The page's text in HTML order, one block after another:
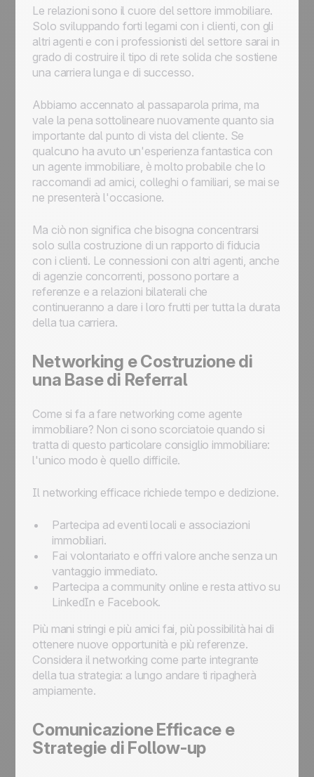
Le relazioni sono il cuore del settore immobiliare.
Solo sviluppando forti legami con i clienti, con gli
altri agenti e con i professionisti del settore sarai in
grado di costruire il tipo di rete solida che sostiene
una carriera lunga e di successo.
Abbiamo accennato al passaparola prima, ma
vale la pena sottolineare nuovamente quanto sia
importante dal punto di vista del cliente. Se
qualcuno ha avuto un'esperienza fantastica con
un agente immobiliare, è molto probabile che lo
raccomandi ad amici, colleghi o familiari, se mai se
ne presenterà l'occasione.
Ma ciò non significa che bisogna concentrarsi
solo sulla costruzione di un rapporto di fiducia
con i clienti. Le connessioni con altri agenti, anche
di agenzie concorrenti, possono portare a
referenze e a relazioni bilaterali che
continueranno a dare i loro frutti per tutta la durata
della tua carriera.
Networking e Costruzione di
una Base di Referral
Come si fa a fare networking come agente
immobiliare? Non ci sono scorciatoie quando si
tratta di questo particolare consiglio immobiliare:
l'unico modo è quello difficile.
Il networking efficace richiede tempo e dedizione.
Partecipa ad eventi locali e associazioni
immobiliari.
Fai volontariato e offri valore anche senza un
vantaggio immediato.
Partecipa a community online e resta attivo su
LinkedIn e Facebook.
Più mani stringi e più amici fai, più possibilità hai di
ottenere nuove opportunità e più referenze.
Considera il networking come parte integrante
della tua strategia: a lungo andare ti ripagherà
ampiamente.
Comunicazione Efficace e
Strategie di Follow-up